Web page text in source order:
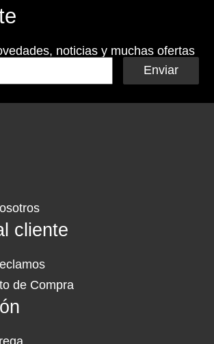
noticias y muchas ofertas
Enviar
cliente
de Compra